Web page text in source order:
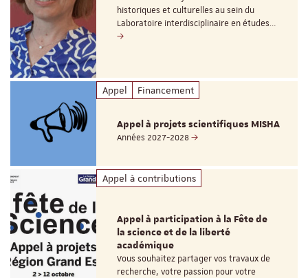
historiques et culturelles au sein du
Laboratoire interdisciplinaire en études…
Appel Financement
Appel à projets scientifiques MISHA
Années 2027-2028
Appel à contributions
Appel à participation à la Fête de
la science et de la liberté
académique
Vous souhaitez partager vos travaux de
recherche, votre passion pour votre